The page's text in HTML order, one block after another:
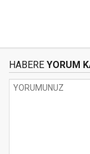
HABERE YORUM